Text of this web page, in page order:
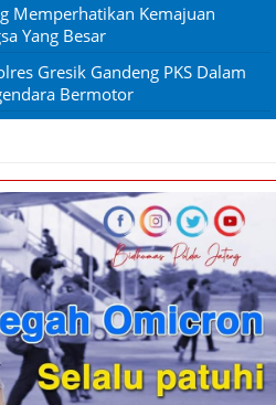
Memperhatikan Kemajuan
Yang Besar
Gresik Gandeng PKS Dalam
Bermotor